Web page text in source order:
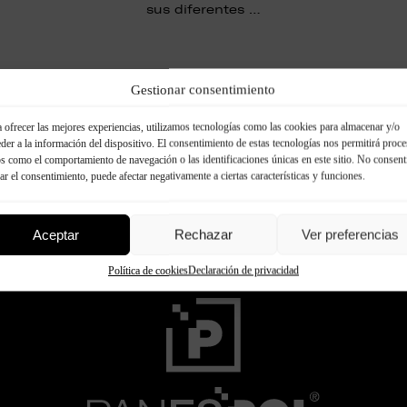
Gestionar consentimiento
ofrecer las mejores experiencias, utilizamos tecnologías como las cookies para almacenar y/o
a la información del dispositivo. El consentimiento de estas tecnologías nos permitirá
como el comportamiento de navegación o las identificaciones únicas en este sitio. No
el consentimiento, puede afectar negativamente a ciertas características y funciones.
Aceptar Rechazar Ver preferencias
Política de cookiesDeclaración de privacidad
sus diferentes …
Seguir leyendo